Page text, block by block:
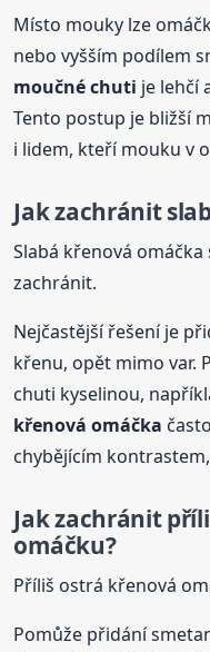
Místo mouky lze
nebo vyšším podílem
moučné chuti je lehčí
Tento postup je bližší
i lidem, kteří mouku v
Jak zachránit
Slabá křenová
zachránit.
Nejčastější řešení je
křenu, opět mimo var.
chuti kyselinou,
křenová omáčka
chybějícím
Jak zachránit
omáčku?
Příliš ostrá křenová
Pomůže přidání